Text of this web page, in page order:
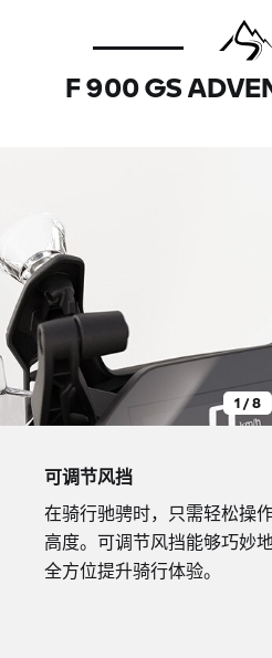
F 900 GS
1 / 8
可调节风挡
在骑行驰骋时，只需轻松操
高度。可调节风挡能够巧妙
全方位提升骑行体验。